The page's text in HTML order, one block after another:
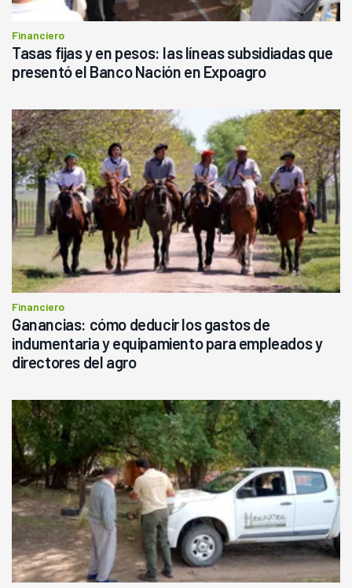
Financiero
Tasas fijas y en pesos: las líneas subsidiadas que
presentó el Banco Nación en Expoagro
Financiero
Ganancias: cómo deducir los gastos de
indumentaria y equipamiento para empleados y
directores del agro